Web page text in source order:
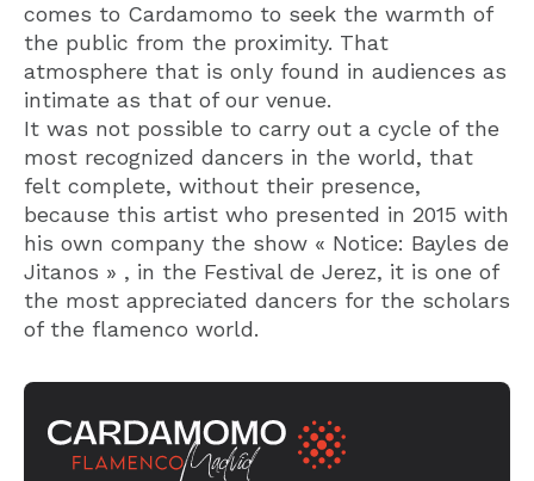
comes to Cardamomo to seek the warmth of
the public from the proximity. That
atmosphere that is only found in audiences as
intimate as that of our venue.
It was not possible to carry out a cycle of the
most recognized dancers in the world, that
felt complete, without their presence,
because this artist who presented in 2015 with
his own company the show « Notice: Bayles de
Jitanos » , in the Festival de Jerez, it is one of
the most appreciated dancers for the scholars
of the flamenco world.